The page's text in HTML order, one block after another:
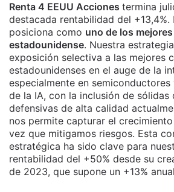
Renta 4 EEUU Acciones termina
destacada rentabilidad del +13,4%.
posiciona como uno de los
estadounidense. Nuestra
exposición selectiva a las mejores
estadounidenses en el auge de la
especialmente en
de la IA, con la inclusión de sólidas
defensivas de alta calidad
nos permite capturar el
vez que mitigamos riesgos. Esta
estratégica ha sido clave para
rentabilidad del +50% desde su
de 2023, que supone un +13%